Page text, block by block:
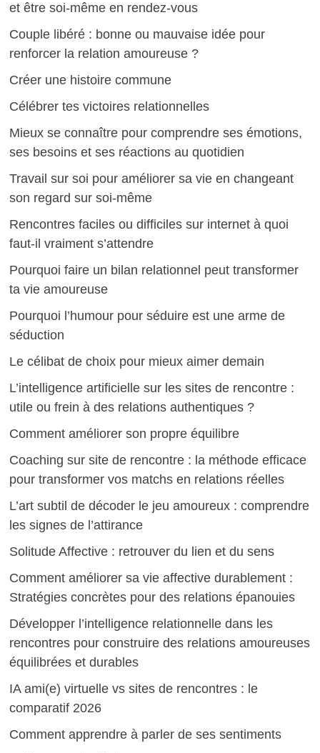
et être soi-même en rendez-vous
Couple libéré : bonne ou mauvaise idée pour
renforcer la relation amoureuse ?
Créer une histoire commune
Célébrer tes victoires relationnelles
Mieux se connaître pour comprendre ses émotions,
ses besoins et ses réactions au quotidien
Travail sur soi pour améliorer sa vie en changeant
son regard sur soi-même
Rencontres faciles ou difficiles sur internet à quoi
faut-il vraiment s’attendre
Pourquoi faire un bilan relationnel peut transformer
ta vie amoureuse
Pourquoi l’humour pour séduire est une arme de
séduction
Le célibat de choix pour mieux aimer demain
L’intelligence artificielle sur les sites de rencontre :
utile ou frein à des relations authentiques ?
Comment améliorer son propre équilibre
Coaching sur site de rencontre : la méthode efficace
pour transformer vos matchs en relations réelles
L’art subtil de décoder le jeu amoureux : comprendre
les signes de l’attirance
Solitude Affective : retrouver du lien et du sens
Comment améliorer sa vie affective durablement :
Stratégies concrètes pour des relations épanouies
Développer l’intelligence relationnelle dans les
rencontres pour construire des relations amoureuses
équilibrées et durables
IA ami(e) virtuelle vs sites de rencontres : le
comparatif 2026
Comment apprendre à parler de ses sentiments